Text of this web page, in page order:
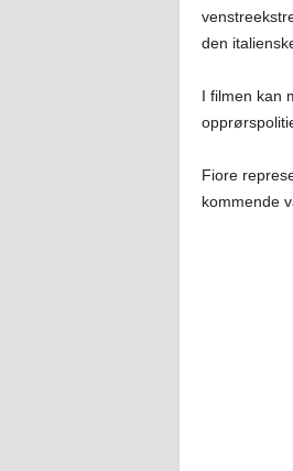
den
I filmen kan
Fiore
kommende